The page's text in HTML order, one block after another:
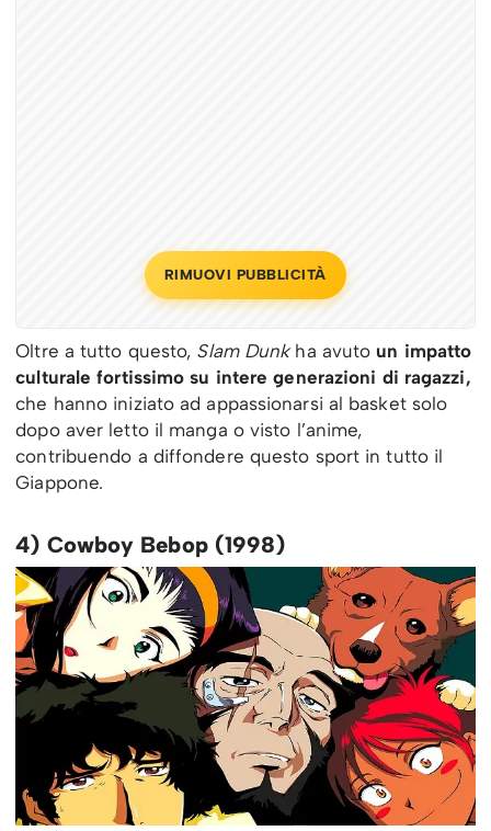
RIMUOVI PUBBLICITÀ
Oltre a tutto questo, Slam Dunkha avuto un impatto
culturale fortissimo su intere generazioni di ragazzi,
che hanno iniziato ad appassionarsi al basket solo
dopo aver letto il manga o visto l’anime,
contribuendo a diffondere questo sport in tutto il
Giappone.
4) Cowboy Bebop (1998)